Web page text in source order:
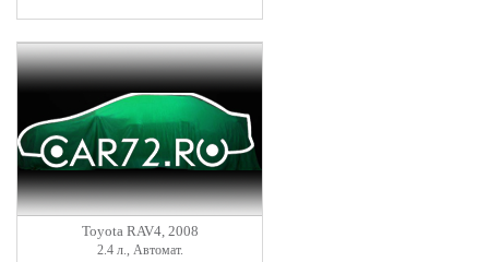
Toyota RAV4, 2008
2.4 л., Автомат.